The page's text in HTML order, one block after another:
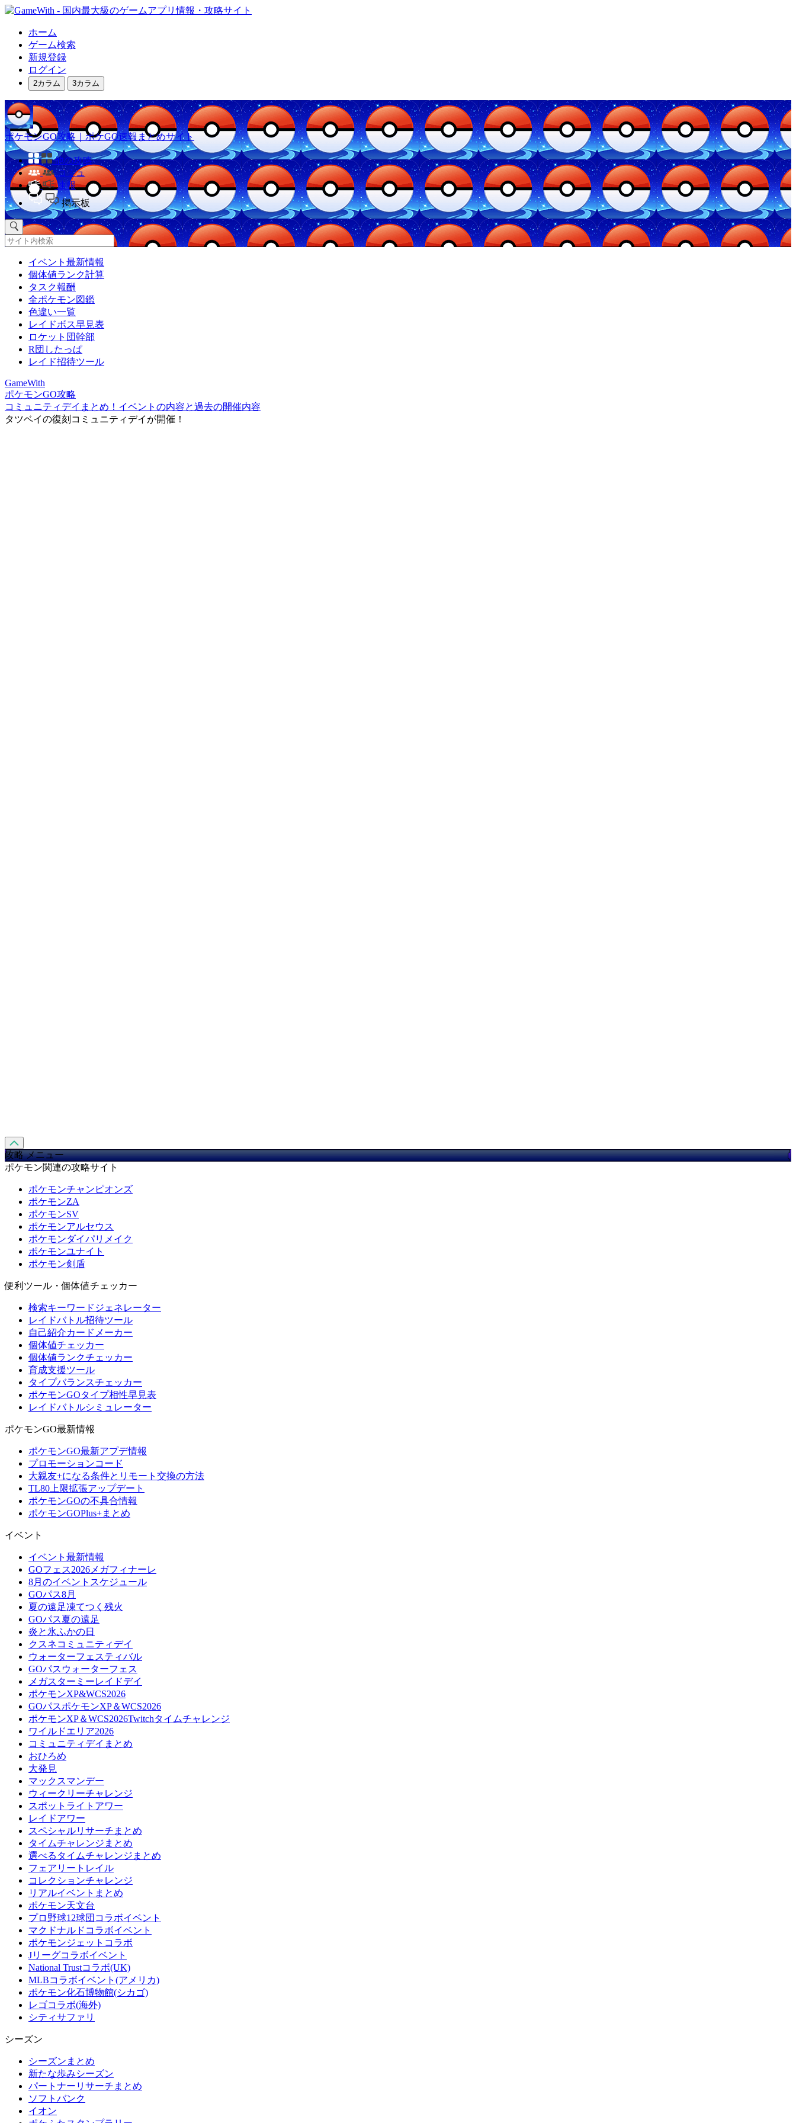
ホーム
ゲーム検索
新規登録
ログイン
2カラム 3カラム
ポケモンGO攻略｜ポケGO速報まとめサイト
他の攻略
コミュ
速報
掲示板
イベント最新情報
個体値ランク計算
タスク報酬
全ポケモン図鑑
色違い一覧
レイドボス早見表
ロケット団幹部
R団したっぱ
レイド招待ツール
GameWith
ポケモンGO攻略
コミュニティデイまとめ！イベントの内容と過去の開催内容
タツベイの復刻コミュニティデイが開催！
攻略 メニュー
ポケモン関連の攻略サイト
ポケモンチャンピオンズ
ポケモンZA
ポケモンSV
ポケモンアルセウス
ポケモンダイパリメイク
ポケモンユナイト
ポケモン剣盾
便利ツール・個体値チェッカー
検索キーワードジェネレーター
レイドバトル招待ツール
自己紹介カードメーカー
個体値チェッカー
個体値ランクチェッカー
育成支援ツール
タイプバランスチェッカー
ポケモンGOタイプ相性早見表
レイドバトルシミュレーター
ポケモンGO最新情報
ポケモンGO最新アプデ情報
プロモーションコード
大親友+になる条件とリモート交換の方法
TL80上限拡張アップデート
ポケモンGOの不具合情報
ポケモンGOPlus+まとめ
イベント
イベント最新情報
GOフェス2026メガフィナーレ
8月のイベントスケジュール
GOパス8月
夏の遠足凍てつく残火
GOパス夏の遠足
炎と氷ふかの日
クスネコミュニティデイ
ウォーターフェスティバル
GOパスウォーターフェス
メガスターミーレイドデイ
ポケモンXP&WCS2026
GOパスポケモンXP＆WCS2026
ポケモンXP＆WCS2026Twitchタイムチャレンジ
ワイルドエリア2026
コミュニティデイまとめ
おひろめ
大発見
マックスマンデー
ウィークリーチャレンジ
スポットライトアワー
レイドアワー
スペシャルリサーチまとめ
タイムチャレンジまとめ
選べるタイムチャレンジまとめ
フェアリートレイル
コレクションチャレンジ
リアルイベントまとめ
ポケモン天文台
プロ野球12球団コラボイベント
マクドナルドコラボイベント
ポケモンジェットコラボ
Jリーグコラボイベント
National Trustコラボ(UK)
MLBコラボイベント(アメリカ)
ポケモン化石博物館(シカゴ)
レゴコラボ(海外)
シティサファリ
シーズン
シーズンまとめ
新たな歩みシーズン
パートナーリサーチまとめ
ソフトバンク
イオン